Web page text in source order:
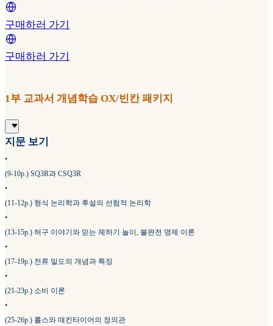
구매하러 가기
구매하러 가기
1부 교과서 개념학습 OX/빈칸 패키지
지문 보기
•
(9-10p.) SQ3R과 CSQ3R
•
(11-12p.) 형식 논리학과 후설의 선험적 논리학
•
(13-15p.) 허구 이야기와 믿는 체하기 놀이, 불완전 명제 이론
•
(17-19p.) 전류 밀도의 개념과 특징
•
(21-23p.) 소비 이론
•
(25-26p.) 롤스와 매킨타이어의 정의관